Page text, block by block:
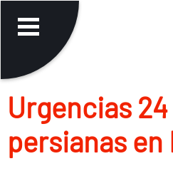
Urgencias
persianas en